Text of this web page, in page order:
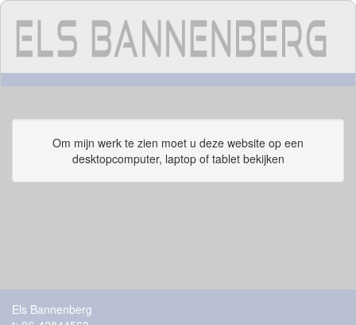
Om mijn werk te zien moet u deze website op een
desktopcomputer, laptop of tablet bekijken
Els Bannenberg